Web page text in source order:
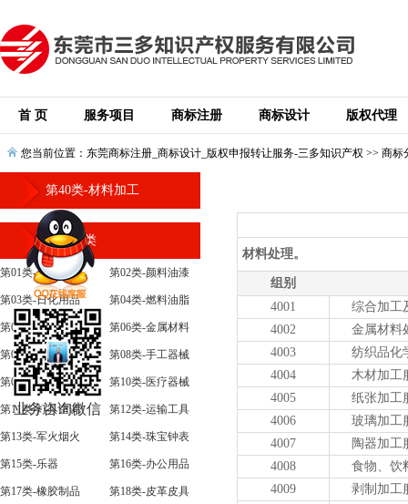
首 页 服务项目 商标注册 商标设计 版权代理
您当前位置： 东莞商标注册_商标设计_版权申报转让服务-三多知识产权 >> 商标
第40类-材料加工
商标分类
第01类-化学原料 第02类-颜料油漆
第03类-日化用品 第04类-燃料油脂
第05类-医药 第06类-金属材料
第07类-机械设备 第08类-手工器械
第09类-科学仪器 第10类-医疗器械
第11类-灯具空调 第12类-运输工具
第13类-军火烟火 第14类-珠宝钟表
第15类-乐器 第16类-办公用品
第17类-橡胶制品 第18类-皮革皮具
材料处理。
组别
4001
综合加工
4002
金属材料
4003
纺织品化
4004
木材加工
4005
纸张加工
4006
玻璃加工
4007
陶器加工
4008
食物、饮
4009
剥制加工
业务咨询微信